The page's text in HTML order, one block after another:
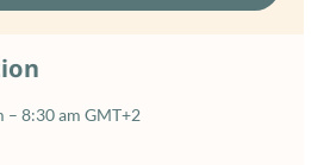
– 8:30 am GMT+2